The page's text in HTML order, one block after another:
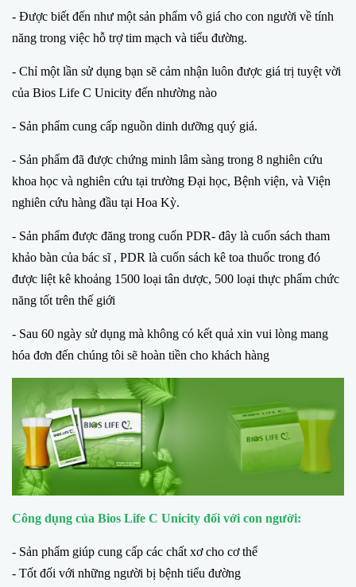
- Được biết đến như một sản phẩm vô giá cho con người về tính
năng trong việc hỗ trợ tim mạch và tiểu đường.
- Chỉ một lần sử dụng bạn sẽ cảm nhận luôn được giá trị tuyệt vời
của Bios Life C Unicity đến nhường nào
- Sản phẩm cung cấp nguồn dinh dưỡng quý giá.
- Sản phẩm đã được chứng minh lâm sàng trong 8 nghiên cứu
khoa học và nghiên cứu tại trường Đại học, Bệnh viện, và Viện
nghiên cứu hàng đầu tại Hoa Kỳ.
- Sản phẩm được đăng trong cuốn PDR- đây là cuốn sách tham
khảo bàn của bác sĩ , PDR là cuốn sách kê toa thuốc trong đó
được liệt kê khoảng 1500 loại tân dược, 500 loại thực phẩm chức
năng tốt trên thế giới
- Sau 60 ngày sử dụng mà không có kết quả xin vui lòng mang
hóa đơn đến chúng tôi sẽ hoàn tiền cho khách hàng
Công dụng của Bios Life C Unicity đối với con người:
- Sản phẩm giúp cung cấp các chất xơ cho cơ thể
- Tốt đối với những người bị bệnh tiểu đường